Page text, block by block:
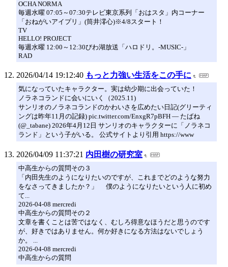
OCHA NORMA
毎週水曜 07:05～07:30テレビ東京系列「おはスタ」内コーナー
「おねがいアイプリ」(筒井澪心)※4/8スタート！
TV
HELLO! PROJECT
毎週水曜 12:00～12:30びわ湖放送「ハロドリ。-MUSIC-」
RAD
2026/04/14 19:12:40 もっと力強い生活をこの手に
気になっていたキャラクター。実は幼少期に出会っていた！
ノラネコランドに会いにいく（2025.11)
サンリオのノラネコランドのかわいさを広めたい日記(グリーティ
ングは昨年11月の記録) pic.twitter.com/EnxgR7pBFH — たばね
(@_tabane) 2026年4月12日 サンリオのキャラクターに「ノラネコ
ランド」という子がいる。 公式サイトより引用 https://www
2026/04/09 11:37:21 内田樹の研究室
中高生からの質問その３
「内田先生のようになりたいのですが、これまでどのような努力
をなさってきましたか？」 僕のようになりたいという人に初め
て...
2026-04-08 mercredi
中高生からの質問その２
文章を書くことは苦ではなく、むしろ得意なほうだと思うのです
が、好きではありません。何か好きになる方法はないでしょう
か。 ...
2026-04-08 mercredi
中高生からの質問